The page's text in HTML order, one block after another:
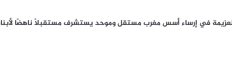
في إرساء أسس مغرب مستقل وموحد يستشرف مستقبلاً ناهضًا